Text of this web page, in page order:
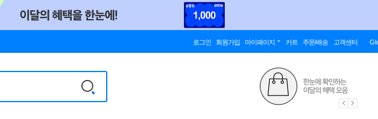
로그인 회원가입 마이페이지 카트 주문/배송 고객센터